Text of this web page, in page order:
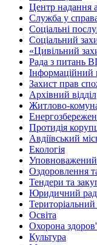
Центр надання
Служба у
Соціальні
Соціальний
«Цивільний
Рада з питань
Інформаційний
Захист прав
Архівний відділ
Житлово-
Протидія
Авдіївський
Екологія
Уповноважений
Оздоровлення
Тендери та
Юридичний
Освіта
Охорона
Культура